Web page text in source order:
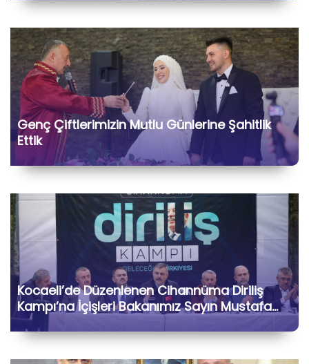
Genç Çiftlerimizin Mutlu Günlerine Şahitlik
Ettik
Kocaeli’de Düzenlenen Cihannüma Diriliş
Kampı’na İçişleri Bakanımız Sayın Mustafa
Çiftçi ile Birlikte Katılarak Kıymetli Gönül
Dostlarımızla Hasbihâl Ettik